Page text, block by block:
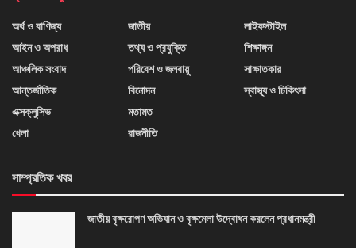
অর্থ ও বাণিজ্য
আইন ও অপরাধ
আঞ্চলিক সংবাদ
আন্তর্জাতিক
এক্সক্লুসিভ
খেলা
জাতীয়
তথ্য ও প্রযুক্তি
পরিবেশ ও জলবায়ু
বিনোদন
মতামত
রাজনীতি
লাইফস্টাইল
শিক্ষাঙ্গন
সাক্ষাতকার
স্বাস্থ্য ও চিকিৎসা
সাম্প্রতিক খবর
জাতীয় বৃক্ষরোপণ অভিযান ও বৃক্ষমেলা উদ্বোধন করলেন প্রধানমন্ত্রী